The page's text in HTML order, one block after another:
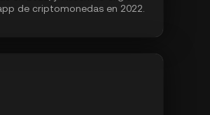
de criptomonedas en 2022.